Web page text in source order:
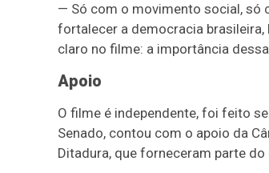
— Só com o movimento social, só
fortalecer a democracia
claro no filme: a importância
Apoio
O filme é independente, foi feito
Senado, contou com o apoio da
Ditadura, que forneceram parte